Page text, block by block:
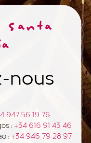
Santa
nous
947 56 19 76
: +34 616 91 43 46
: +34 946 79 28 97